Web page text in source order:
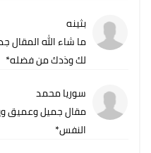
بثينه
ما شاء الله المقال
لك وذدك من فضله*
سوريا محمد
مقال جميل وعميق
النفس*